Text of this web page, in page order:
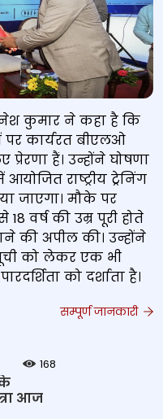
कुमार ने कहा है कि
पर कार्यरत बीएलओ
हैं। उन्होंने घोषणा
राष्ट्रीय ट्रेनिंग
जाएगा। मौके पर
वर्ष की उम्र पूरी होते
की अपील की। उन्होंने
को लेकर एक भी
को दर्शाता है।
सम्पूर्ण जानकारी
168
आज